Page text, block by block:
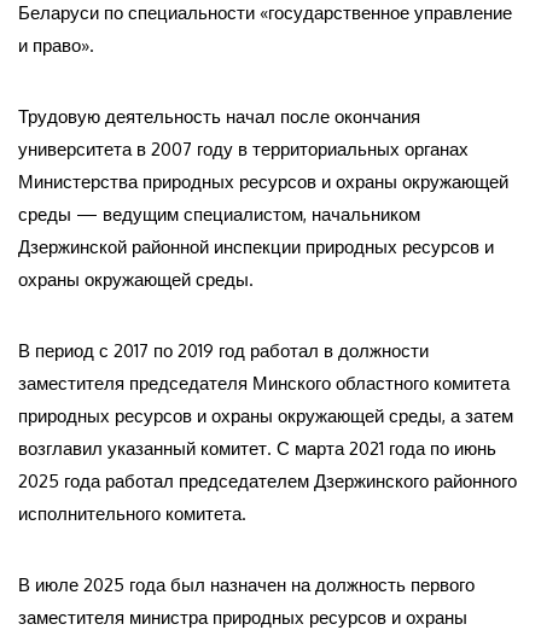
Беларуси по специальности «государственное управление
и право».
Трудовую деятельность начал после окончания
университета в 2007 году в территориальных органах
Министерства природных ресурсов и охраны окружающей
среды — ведущим специалистом, начальником
Дзержинской районной инспекции природных ресурсов и
охраны окружающей среды.
В период с 2017 по 2019 год работал в должности
заместителя председателя Минского областного комитета
природных ресурсов и охраны окружающей среды, а затем
возглавил указанный комитет. С марта 2021 года по июнь
2025 года работал председателем Дзержинского районного
исполнительного комитета.
В июле 2025 года был назначен на должность первого
заместителя министра природных ресурсов и охраны